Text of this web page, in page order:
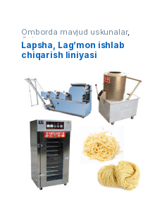
Omborda mavjud uskunalar,
Oziq ovqat
Lapsha, Lag’mon ishlab
chiqarish liniyasi